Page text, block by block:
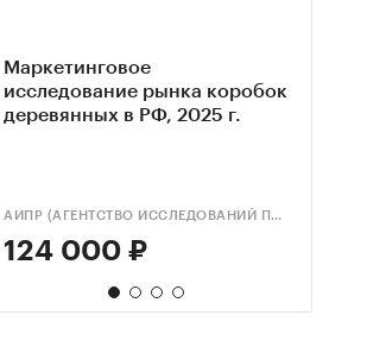
Маркетинговое
исследование рынка коробок
деревянных в РФ, 2025 г.
АИПР (АГЕНТСТВО ИССЛЕДОВАНИЙ ПРОМЫШЛЕННЫХ И ПОТРЕБИТЕЛЬСКИХ РЫНКОВ)
124 000 ₽